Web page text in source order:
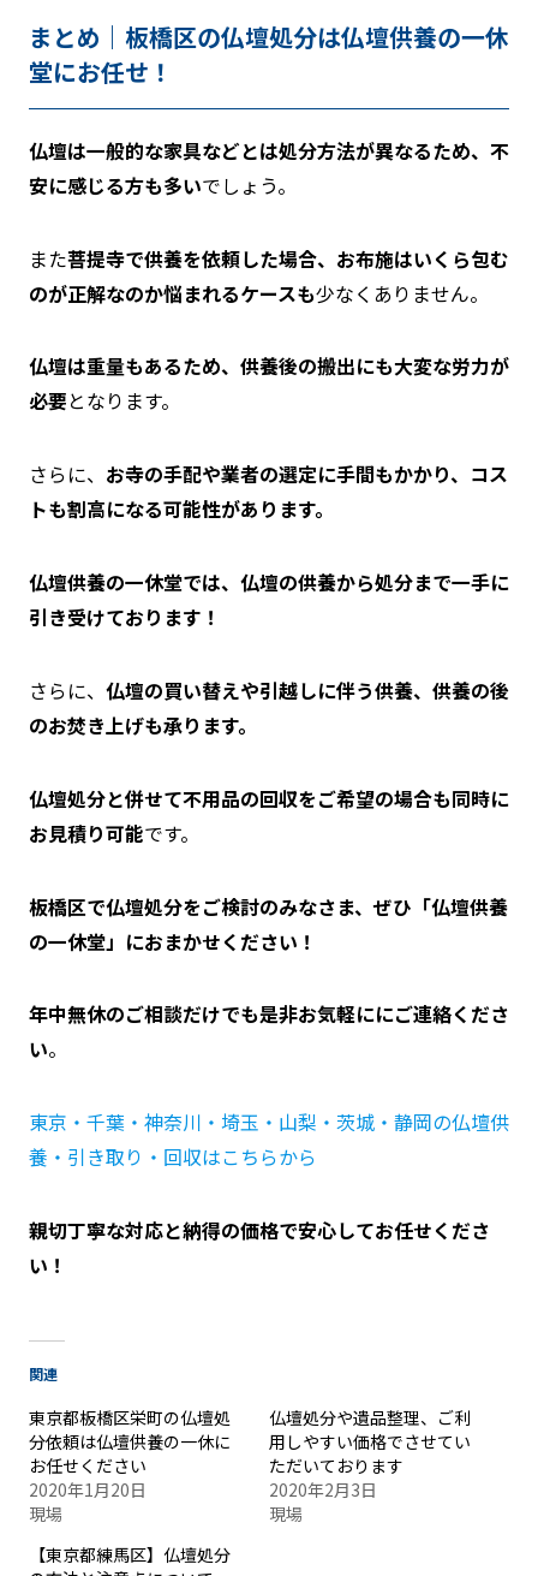
まとめ｜板橋区の仏壇処分は仏壇供養の一休
堂にお任せ！
仏壇は一般的な家具などとは処分方法が異なるため、不
安に感じる方も多いでしょう。
また菩提寺で供養を依頼した場合、お布施はいくら包む
のが正解なのか悩まれるケースも少なくありません。
仏壇は重量もあるため、供養後の搬出にも大変な労力が
必要となります。
さらに、 お寺の手配や業者の選定に手間もかかり、コス
トも割高になる可能性があります。
仏壇供養の一休堂では、仏壇の供養から処分まで一手に
引き受けております！
さらに、 仏壇の買い替えや引越しに伴う供養、供養の後
のお焚き上げも承ります。
仏壇処分と併せて不用品の回収をご希望の場合も同時に
お見積り可能です。
板橋区で仏壇処分をご検討のみなさま、ぜひ「仏壇供養
の一休堂」におまかせください！
年中無休のご相談だけでも是非お気軽ににご連絡くださ
い。
東京・千葉・神奈川・埼玉・山梨・茨城・静岡の仏壇供
養・引き取り・回収はこちらから
親切丁寧な対応と納得の価格で安心してお任せくださ
い！
関連
東京都板橋区栄町の仏壇処
分依頼は仏壇供養の一休に
お任せください
2020年1月20日
現場
仏壇処分や遺品整理、ご利
用しやすい価格でさせてい
ただいております
2020年2月3日
現場
【東京都練馬区】仏壇処分